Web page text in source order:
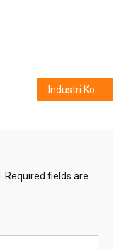
Required fields are